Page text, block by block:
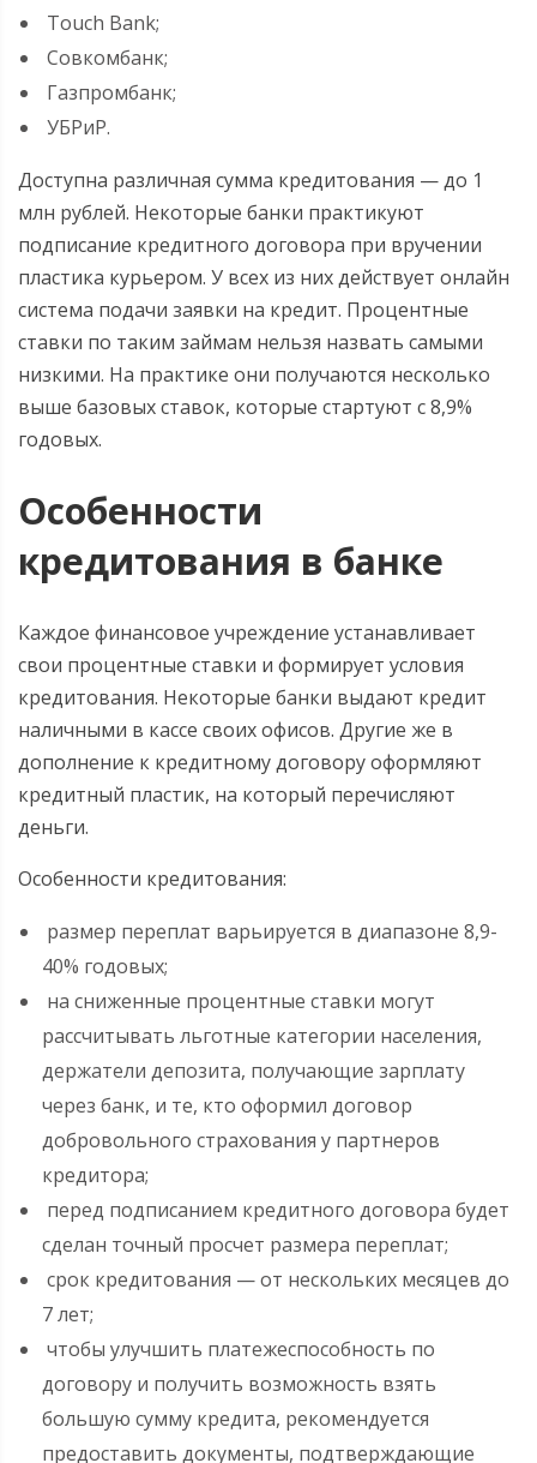
Touch Bank;
Совкомбанк;
Газпромбанк;
УБРиР.
Доступна различная сумма кредитования — до 1
млн рублей. Некоторые банки практикуют
подписание кредитного договора при вручении
пластика курьером. У всех из них действует онлайн
система подачи заявки на кредит. Процентные
ставки по таким займам нельзя назвать самыми
низкими. На практике они получаются несколько
выше базовых ставок, которые стартуют с 8,9%
годовых.
Особенности
кредитования в банке
Каждое финансовое учреждение устанавливает
свои процентные ставки и формирует условия
кредитования. Некоторые банки выдают кредит
наличными в кассе своих офисов. Другие же в
дополнение к кредитному договору оформляют
кредитный пластик, на который перечисляют
деньги.
Особенности кредитования:
размер переплат варьируется в диапазоне 8,9-
40% годовых;
на сниженные процентные ставки могут
рассчитывать льготные категории населения,
держатели депозита, получающие зарплату
через банк, и те, кто оформил договор
добровольного страхования у партнеров
кредитора;
перед подписанием кредитного договора будет
сделан точный просчет размера переплат;
срок кредитования — от нескольких месяцев до
7 лет;
чтобы улучшить платежеспособность по
договору и получить возможность взять
большую сумму кредита, рекомендуется
предоставить документы, подтверждающие